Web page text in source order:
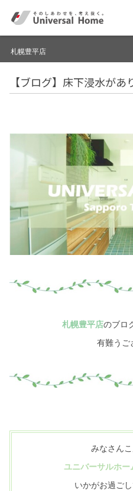
ユニバーサルホームの特長
テクノロジー
建築実例
モデルハウス検索・見学予
札幌豊平店
ブログ
イベント
モデルハウス見学予約
札幌豊平店 TOPへ
【ブログ】床下浸水があ
札幌豊平店のブロ
有難うご
みなさん
ユニバーサルホー
いかがお過ご